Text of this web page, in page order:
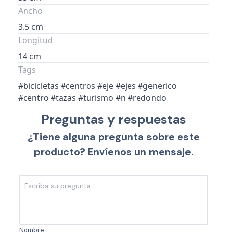
Ancho
3.5 cm
Longitud
14 cm
Tags
#bicicletas #centros #eje #ejes #generico
#centro #tazas #turismo #n #redondo
Preguntas y respuestas
¿Tiene alguna pregunta sobre este
producto? Envíenos un mensaje.
Nombre